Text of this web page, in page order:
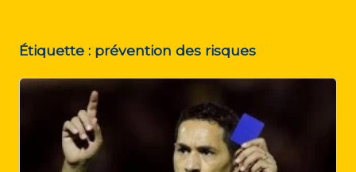
Étiquette : prévention des risques